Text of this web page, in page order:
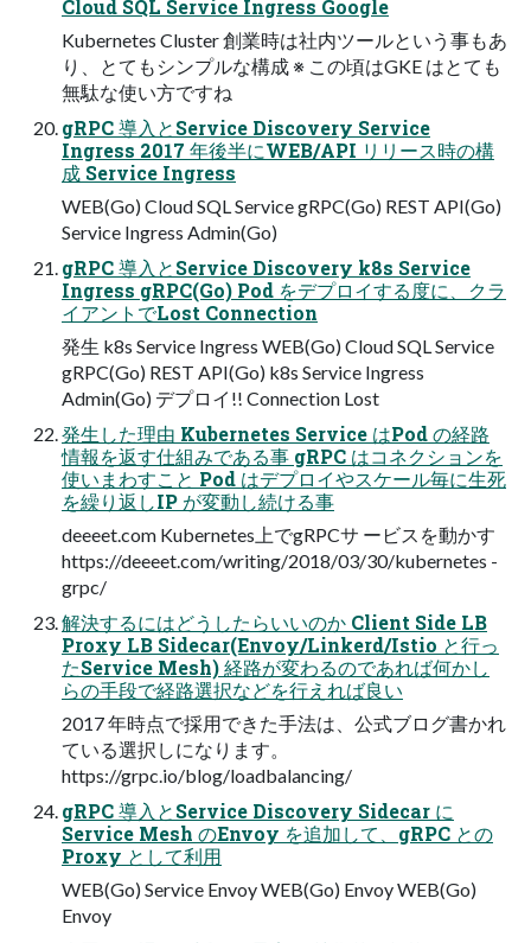
Cloud SQL Service Ingress Google
Kubernetes Cluster 創業時は社内ツールという事もあ
り、とてもシンプルな構成 ※ この頃はGKE はとても
無駄な使い方ですね
gRPC 導入とService Discovery Service
Ingress 2017 年後半にWEB/API リリース時の構
成 Service Ingress
WEB(Go) Cloud SQL Service gRPC(Go) REST API(Go)
Service Ingress Admin(Go)
gRPC 導入とService Discovery k8s Service
Ingress gRPC(Go) Pod をデプロイする度に、クラ
イアントでLost Connection
発生 k8s Service Ingress WEB(Go) Cloud SQL Service
gRPC(Go) REST API(Go) k8s Service Ingress
Admin(Go) デプロイ!! Connection Lost
発生した理由 Kubernetes Service はPod の経路
情報を返す仕組みである事 gRPC はコネクションを
使いまわすこと Pod はデプロイやスケール毎に生死
を繰り返しIP が変動し続ける事
deeeet.com Kubernetes上でgRPCサ ービスを動かす
https://deeeet.com/writing/2018/03/30/kubernetes -
grpc/
解決するにはどうしたらいいのか Client Side LB
Proxy LB Sidecar(Envoy/Linkerd/Istio と行っ
たService Mesh) 経路が変わるのであれば何かし
らの手段で経路選択などを行えれば良い
2017 年時点で採用できた手法は、公式ブログ書かれ
ている選択しになります。
https://grpc.io/blog/loadbalancing/
gRPC 導入とService Discovery Sidecar に
Service Mesh のEnvoy を追加して、gRPC との
Proxy として利用
WEB(Go) Service Envoy WEB(Go) Envoy WEB(Go)
Envoy